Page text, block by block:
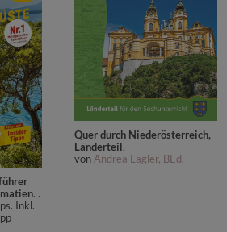
. .
Inkl.
Quer durch Niederösterreich,
Länderteil.
von Andrea Lagler, BEd.